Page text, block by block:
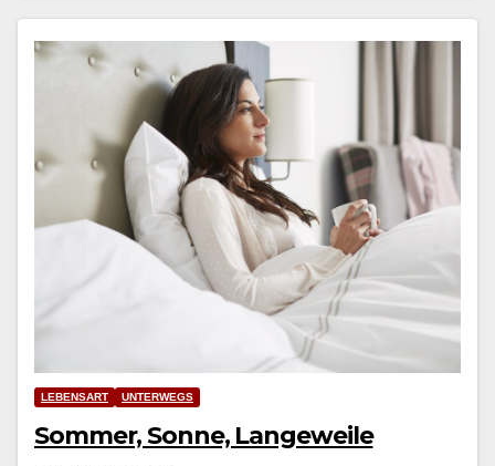
LEBENSART UNTERWEGS
Sommer, Sonne, Langeweile